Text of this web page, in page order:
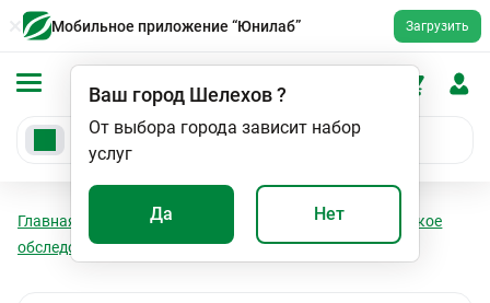
Мобильное приложение “Юнилаб” Загрузить
Ваш город Шелехов?
От выбора города зависит набор
услуг
Да Нет
Главная Анализы
Профилактическое
обследование
Здоровое сердце, четкий ритм